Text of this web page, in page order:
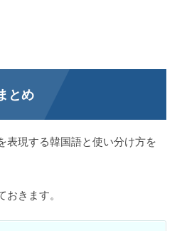
とめ
表現する韓国語と使い分け方を
きます。